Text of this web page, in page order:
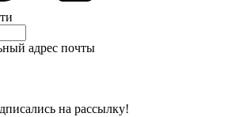
адрес почты
на рассылку!